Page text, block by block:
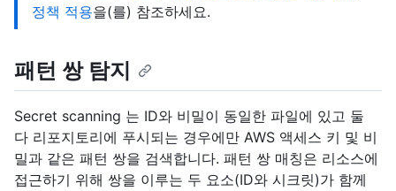
정책 적용을(를) 참조하세요.
패턴 쌍 탐지
Secret scanning 는 ID와 비밀이 동일한 파일에 있고 둘
다 리포지토리에 푸시되는 경우에만 AWS 액세스 키 및 비
밀과 같은 패턴 쌍을 검색합니다. 패턴 쌍 매칭은 리소스에
접근하기 위해 쌍을 이루는 두 요소(ID와 시크릿)가 함께